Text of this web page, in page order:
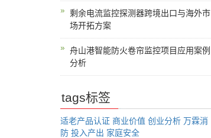
剩余电流监控探测器跨境出口与海外市
场开拓方案
舟山港智能防火卷帘监控项目应用案例
分析
tags标签
适老产品认证 商业价值 创业分析 万霖消
防 投入产出 家庭安全